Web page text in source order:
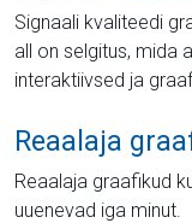
Signaali kvaliteedi
all on selgitus, mida
interaktiivsed ja
Reaalaja
Reaalaja graafikud
uuenevad iga minut.